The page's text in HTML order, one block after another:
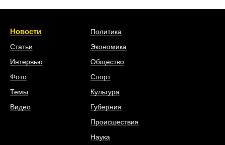
Новости
Статьи
Интервью
Фото
Темы
Видео
Политика
Экономика
Общество
Спорт
Культура
Губерния
Происшествия
Наука